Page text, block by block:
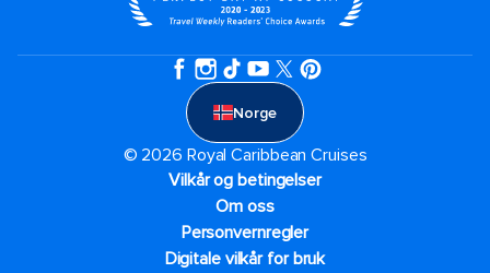
Norge
© 2026 Royal Caribbean Cruises
Vilkår og betingelser
Om oss
Personvernregler
Digitale vilkår for bruk